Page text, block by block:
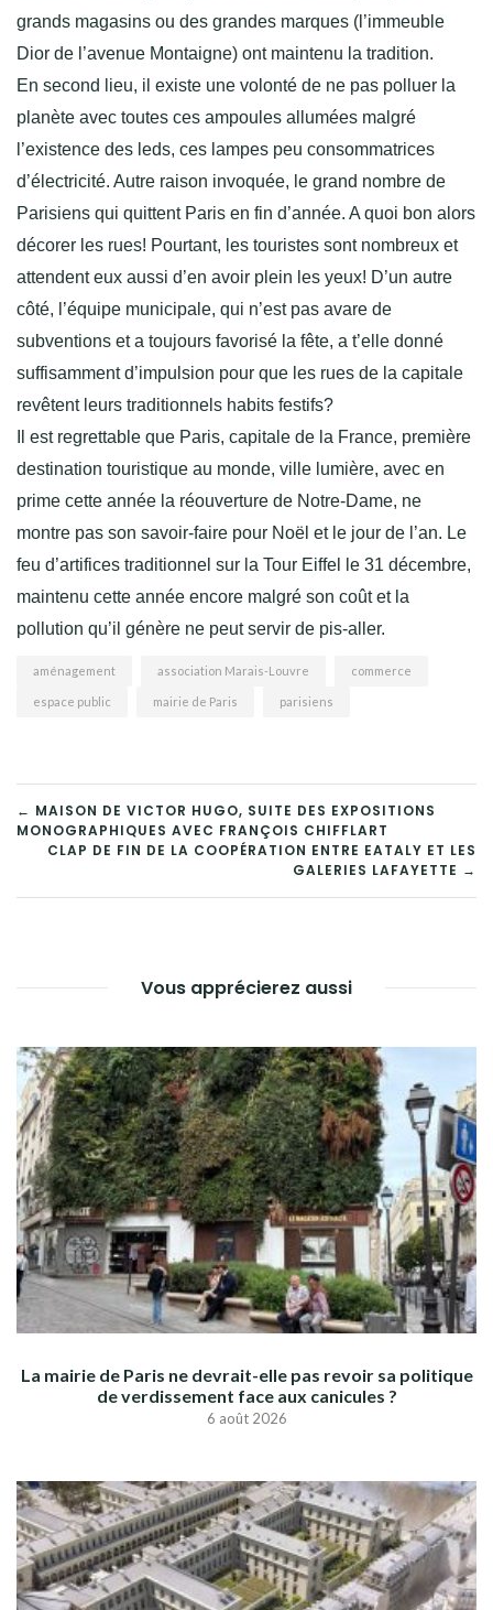
grands magasins ou des grandes marques (l’immeuble
Dior de l’avenue Montaigne) ont maintenu la tradition.
En second lieu, il existe une volonté de ne pas polluer la
planète avec toutes ces ampoules allumées malgré
l’existence des leds, ces lampes peu consommatrices
d’électricité. Autre raison invoquée, le grand nombre de
Parisiens qui quittent Paris en fin d’année. A quoi bon alors
décorer les rues! Pourtant, les touristes sont nombreux et
attendent eux aussi d’en avoir plein les yeux! D’un autre
côté, l’équipe municipale, qui n’est pas avare de
subventions et a toujours favorisé la fête, a t’elle donné
suffisamment d’impulsion pour que les rues de la capitale
revêtent leurs traditionnels habits festifs?
Il est regrettable que Paris, capitale de la France, première
destination touristique au monde, ville lumière, avec en
prime cette année la réouverture de Notre-Dame, ne
montre pas son savoir-faire pour Noël et le jour de l’an. Le
feu d’artifices traditionnel sur la Tour Eiffel le 31 décembre,
maintenu cette année encore malgré son coût et la
pollution qu’il génère ne peut servir de pis-aller.
aménagement association Marais-Louvre commerce
espace public mairie de Paris parisiens
NAVIGATION
DE
L’ARTICLE
← MAISON DE VICTOR HUGO, SUITE DES EXPOSITIONS
MONOGRAPHIQUES AVEC FRANÇOIS CHIFFLART
CLAP DE FIN DE LA COOPÉRATION ENTRE EATALY ET LES
GALERIES LAFAYETTE →
Vous apprécierez aussi
La mairie de Paris ne devrait-elle pas revoir sa politique
de verdissement face aux canicules ?
6 août 2026